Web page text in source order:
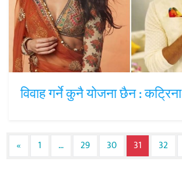
विवाह गर्ने कुनै योजना छैन : कट्रिना
Posts navigation
« 1 … 29 30 31 32